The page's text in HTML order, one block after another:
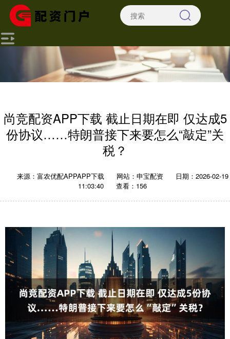
尚竞配资APP下载 截止日期在即 仅达成5
份协议……特朗普接下来要怎么“敲定”关
税？
来源：富农优配APPAPP下载 网站：申宝配资
日期：2026-02-19
11:03:40
查看：156